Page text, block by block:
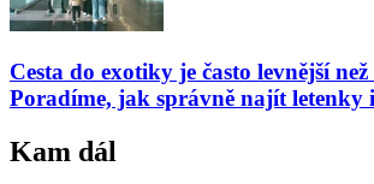
Cesta do exotiky je často levnější
Poradíme, jak správně najít letenky
Kam dál